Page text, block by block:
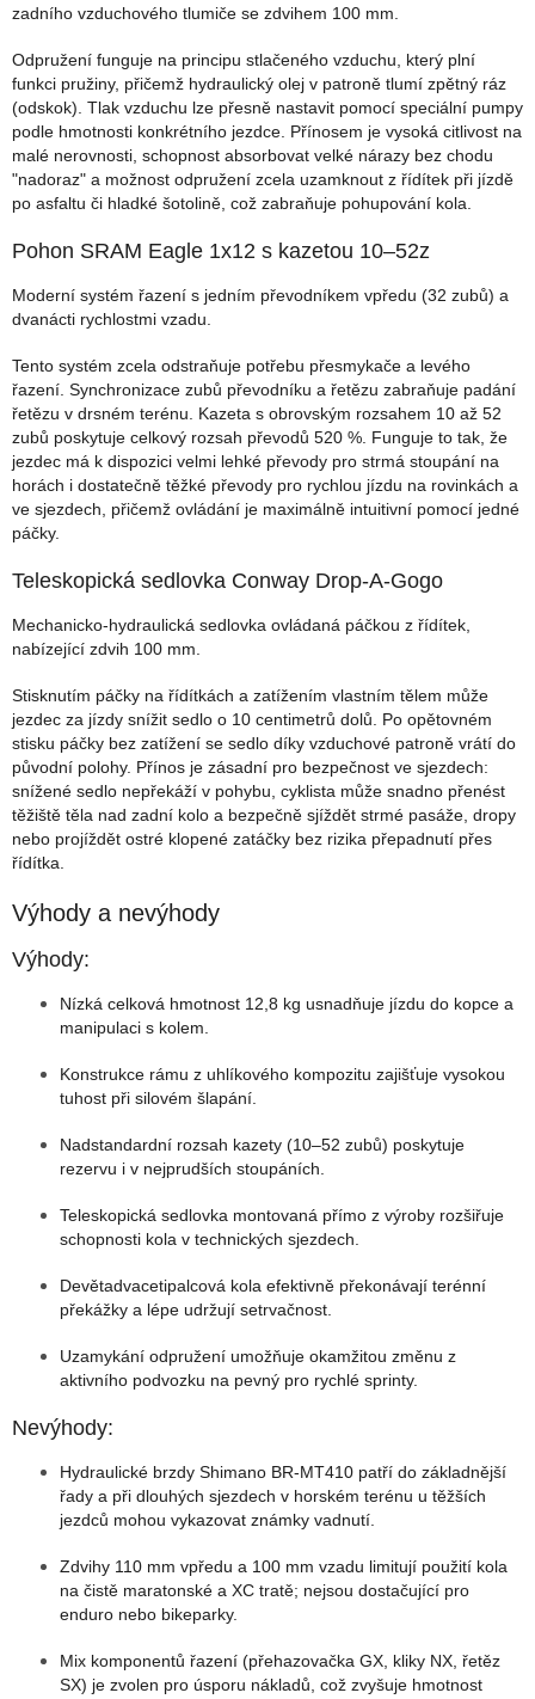
zadního vzduchového tlumiče se zdvihem 100 mm.
Odpružení funguje na principu stlačeného vzduchu, který plní
funkci pružiny, přičemž hydraulický olej v patroně tlumí zpětný ráz
(odskok). Tlak vzduchu lze přesně nastavit pomocí speciální pumpy
podle hmotnosti konkrétního jezdce. Přínosem je vysoká citlivost na
malé nerovnosti, schopnost absorbovat velké nárazy bez chodu
"nadoraz" a možnost odpružení zcela uzamknout z řídítek při jízdě
po asfaltu či hladké šotolině, což zabraňuje pohupování kola.
Pohon SRAM Eagle 1x12 s kazetou 10–52z
Moderní systém řazení s jedním převodníkem vpředu (32 zubů) a
dvanácti rychlostmi vzadu.
Tento systém zcela odstraňuje potřebu přesmykače a levého
řazení. Synchronizace zubů převodníku a řetězu zabraňuje padání
řetězu v drsném terénu. Kazeta s obrovským rozsahem 10 až 52
zubů poskytuje celkový rozsah převodů 520 %. Funguje to tak, že
jezdec má k dispozici velmi lehké převody pro strmá stoupání na
horách i dostatečně těžké převody pro rychlou jízdu na rovinkách a
ve sjezdech, přičemž ovládání je maximálně intuitivní pomocí jedné
páčky.
Teleskopická sedlovka Conway Drop-A-Gogo
Mechanicko-hydraulická sedlovka ovládaná páčkou z řídítek,
nabízející zdvih 100 mm.
Stisknutím páčky na řídítkách a zatížením vlastním tělem může
jezdec za jízdy snížit sedlo o 10 centimetrů dolů. Po opětovném
stisku páčky bez zatížení se sedlo díky vzduchové patroně vrátí do
původní polohy. Přínos je zásadní pro bezpečnost ve sjezdech:
snížené sedlo nepřekáží v pohybu, cyklista může snadno přenést
těžiště těla nad zadní kolo a bezpečně sjíždět strmé pasáže, dropy
nebo projíždět ostré klopené zatáčky bez rizika přepadnutí přes
řídítka.
Výhody a nevýhody
Výhody:
Nízká celková hmotnost 12,8 kg usnadňuje jízdu do kopce a
manipulaci s kolem.
Konstrukce rámu z uhlíkového kompozitu zajišťuje vysokou
tuhost při silovém šlapání.
Nadstandardní rozsah kazety (10–52 zubů) poskytuje
rezervu i v nejprudších stoupáních.
Teleskopická sedlovka montovaná přímo z výroby rozšiřuje
schopnosti kola v technických sjezdech.
Devětadvacetipalcová kola efektivně překonávají terénní
překážky a lépe udržují setrvačnost.
Uzamykání odpružení umožňuje okamžitou změnu z
aktivního podvozku na pevný pro rychlé sprinty.
Nevýhody:
Hydraulické brzdy Shimano BR-MT410 patří do základnější
řady a při dlouhých sjezdech v horském terénu u těžších
jezdců mohou vykazovat známky vadnutí.
Zdvihy 110 mm vpředu a 100 mm vzadu limitují použití kola
na čistě maratonské a XC tratě; nejsou dostačující pro
enduro nebo bikeparky.
Mix komponentů řazení (přehazovačka GX, kliky NX, řetěz
SX) je zvolen pro úsporu nákladů, což zvyšuje hmotnost